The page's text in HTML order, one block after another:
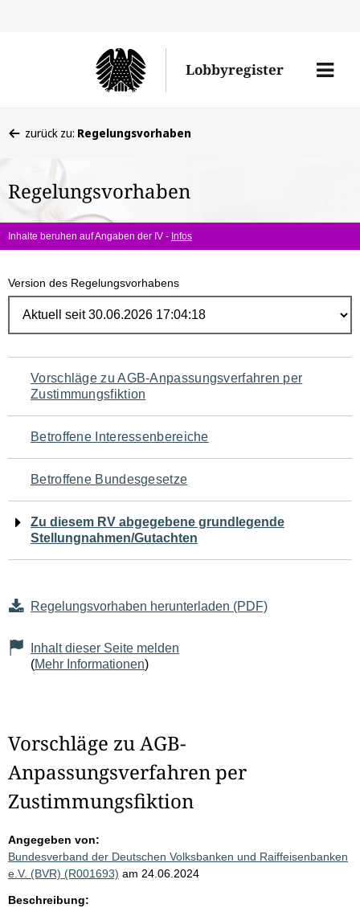
Lobbyregister
Menü
befinden
hier:
zurück zu: Regelungsvorhaben
Regelungsvorhaben
Inhalte beruhen auf Angaben der IV - Infos
Version des Regelungsvorhabens
Navigation
für
den
Seiteninhalt
Vorschläge zu AGB-Anpassungsverfahren per
Zustimmungsfiktion
Betroffene Interessenbereiche
Betroffene Bundesgesetze
Zu diesem RV abgegebene grundlegende
Stellungnahmen/Gutachten
Regelungsvorhaben herunterladen (PDF)
Inhalt dieser Seite melden
(Mehr Informationen)
Vorschläge zu AGB-
Anpassungsverfahren per
Zustimmungsfiktion
Angegeben von:
Bundesverband der Deutschen Volksbanken und Raiffeisenbanken
e.V. (BVR) (R001693) am 24.06.2024
Beschreibung: